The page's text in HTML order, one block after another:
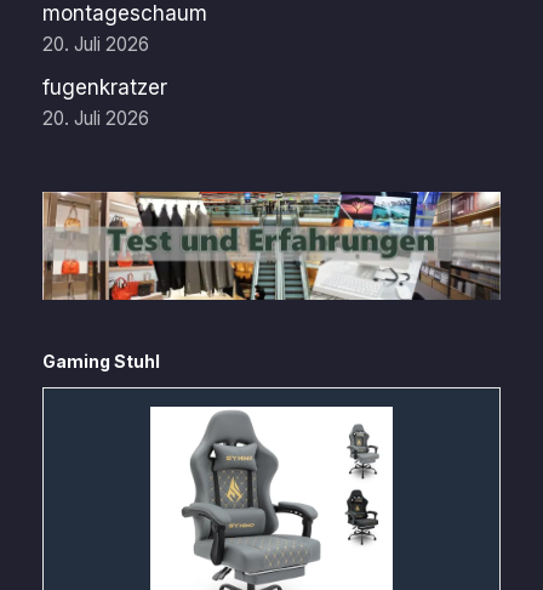
montageschaum
20. Juli 2026
fugenkratzer
20. Juli 2026
Gaming Stuhl